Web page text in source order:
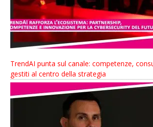
TrendAI punta sul canale: competenze,
gestiti al centro della strategia